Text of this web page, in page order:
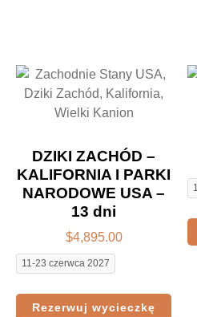
DZIKI ZACHÓD –
KALIFORNIA I PARKI
NARODOWE USA –
13 dni
$4,895.00
11-23 czerwca 2027
Rezerwuj wycieczkę